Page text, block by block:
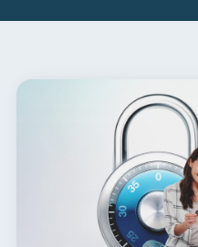
6
Superintendencia de
Finanzas Personales 1
Información financiera
Gasto responsable 1